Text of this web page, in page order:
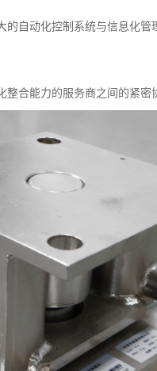
自动化控制系统与信息化
合能力的服务商之间的紧密